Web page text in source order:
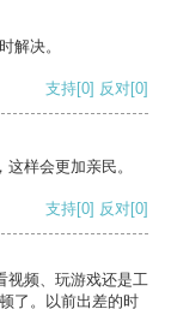
解决。
支持[0] 反对[0]
样会更加亲民。
支持[0] 反对[0]
视频、玩游戏还是工
了。以前出差的时